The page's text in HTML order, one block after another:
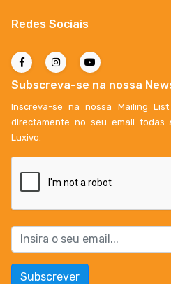
Redes Sociais
Subscreva-se na nossa
Inscreva-se na nossa Mailing
directamente no seu email todas
Luxivo.
Subscrever